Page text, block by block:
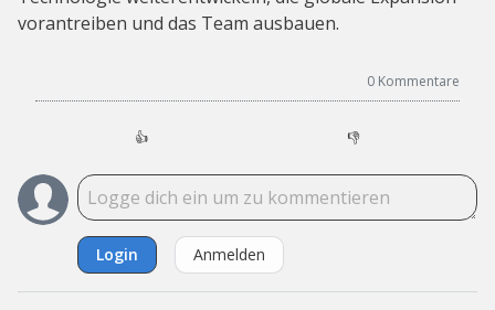
vorantreiben und das Team ausbauen.
0 Kommentare
👍 👎
Login Anmelden